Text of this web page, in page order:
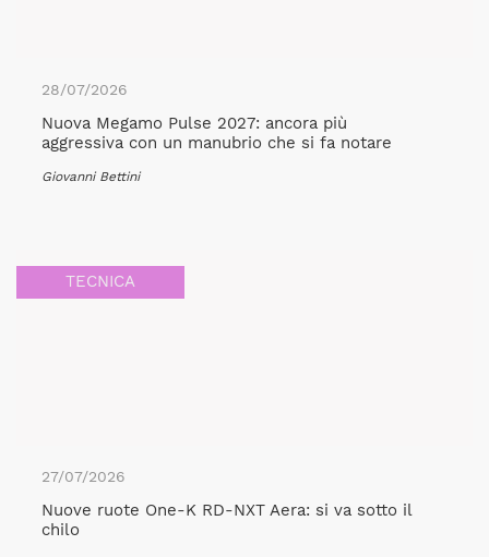
28/07/2026
Nuova Megamo Pulse 2027: ancora più
aggressiva con un manubrio che si fa notare
Giovanni Bettini
TECNICA
27/07/2026
Nuove ruote One-K RD-NXT Aera: si va sotto il
chilo